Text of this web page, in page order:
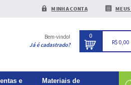
MINHA CONTA
Bem-vindo!
Já é cadastrado?
0
R$ 0,00
e
Materiais de